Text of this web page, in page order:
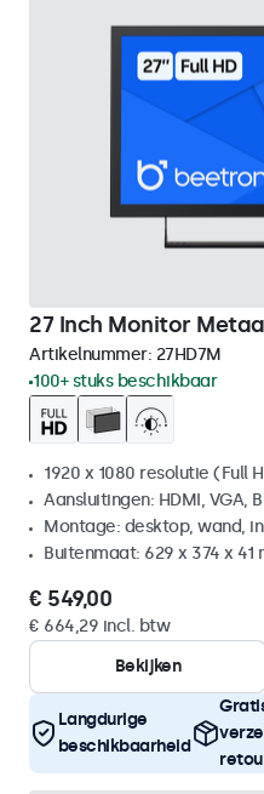
27 Inch Monitor
Artikelnummer: 27HD7M
100+ stuks beschikbaar
1920 x 1080 resolutie (Full
Aansluitingen: HDMI, VGA,
Montage: desktop, wand,
Buitenmaat: 629 x 374 x 41
€ 549,00
€ 664,29 incl. btw
Bekijken
Langdurige
beschikbaarheid